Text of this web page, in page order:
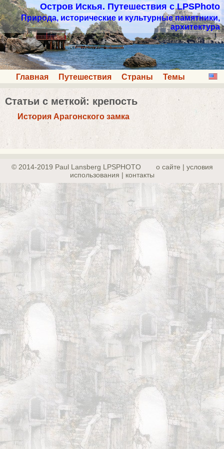
Остров Искья. Путешествия с LPSPhoto
Природа, исторические и культурные памятники,
архитектура
Главная Путешествия Страны Темы
Статьи с меткой: крепость
История Арагонского замка
© 2014-2019 Paul Lansberg LPSPHOTO
о сайте | yсловия
использования | контакты